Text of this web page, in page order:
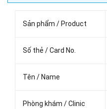
Sản phẩm / Product
Số thẻ / Card No.
Tên / Name
Phòng khám / Clinic